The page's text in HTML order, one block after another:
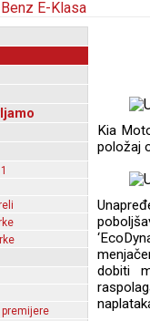
premijere
Kia
položaj
dobiti